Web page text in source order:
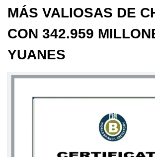
MÁS VALIOSAS DE
CON 342.959
YUANES